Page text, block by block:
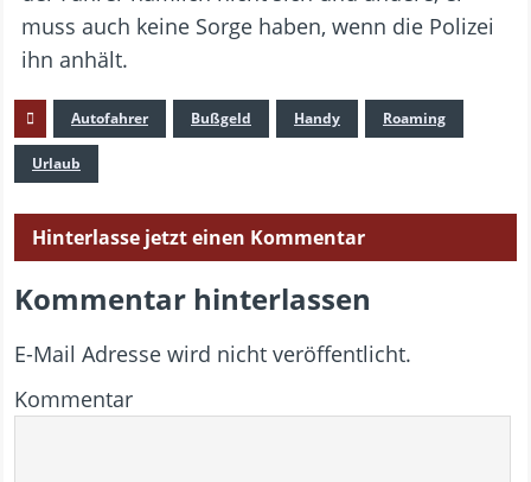
muss auch keine Sorge haben, wenn die Polizei
ihn anhält.
Autofahrer Bußgeld Handy Roaming
Urlaub
Hinterlasse jetzt einen Kommentar
Kommentar hinterlassen
E-Mail Adresse wird nicht veröffentlicht.
Kommentar